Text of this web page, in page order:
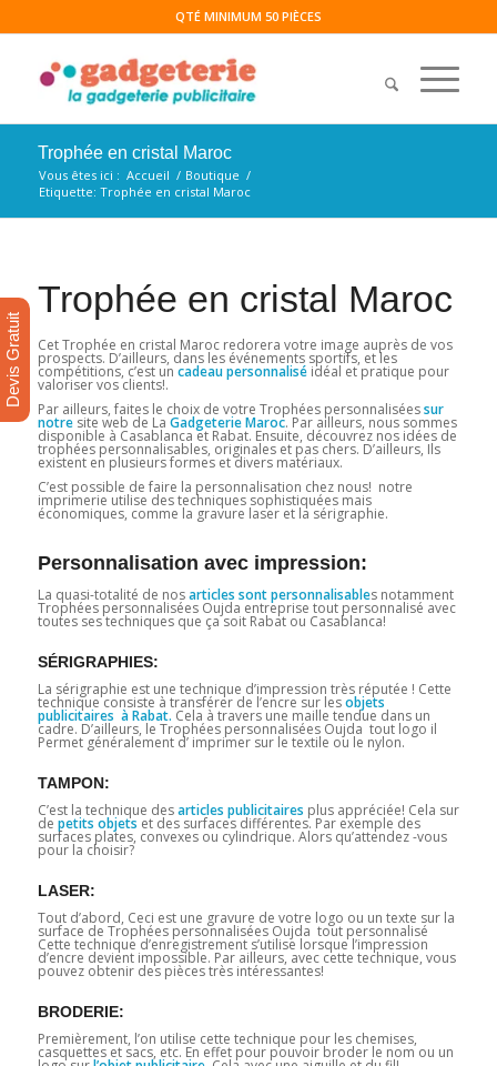
QTÉ MINIMUM 50 PIÈCES
Trophée en cristal Maroc
Vous êtes ici : Accueil / Boutique /
Etiquette: Trophée en cristal Maroc
Trophée en cristal Maroc
Cet Trophée en cristal Maroc redorera votre image auprès de vos
prospects. D’ailleurs, dans les événements sportifs, et les
compétitions, c’est un cadeau personnaliséidéal et pratique pour
valoriser vos clients!.
Par ailleurs, faites le choix de votre Trophées personnaliséessur
notresite web de La Gadgeterie Maroc. Par ailleurs, nous sommes
disponible à Casablanca et Rabat. Ensuite, découvrez nos idées de
trophées personnalisables, originales et pas chers. D’ailleurs, Ils
existent en plusieurs formes et divers matériaux.
C’est possible de faire la personnalisation chez nous! notre
imprimerie utilise des techniques sophistiquées mais
économiques, comme la gravure laser et la sérigraphie.
Personnalisation avec impression:
La quasi-totalité de nosarticles sont personnalisables notamment
Trophées personnalisées Oujda entreprise tout personnalisé avec
toutes ses techniques que ça soit Rabat ou Casablanca!
SÉRIGRAPHIES:
La sérigraphie est une technique d’impression très réputée ! Cette
technique consiste à transférer de l’encre sur lesobjets
publicitaires à Rabat. Cela à travers une maille tendue dans un
cadre. D’ailleurs, le Trophées personnalisées Oujda tout logo il
Permet généralement d’ imprimer sur le textile ou le nylon.
TAMPON:
C’est la technique desarticles publicitaires plus appréciée! Cela sur
de petits objets et des surfaces différentes. Par exemple des
surfaces plates, convexes ou cylindrique. Alors qu’attendez -vous
pour la choisir?
LASER:
Tout d’abord, Ceci est une gravure de votre logo ou un texte sur la
surface de Trophées personnalisées Oujda tout personnalisé
Cette technique d’enregistrement s’utilise lorsque l’impression
d’encre devient impossible. Par ailleurs, avec cette technique, vous
pouvez obtenir des pièces très intéressantes!
BRODERIE:
Premièrement, l’on utilise cette technique pour les chemises,
casquettes et sacs, etc. En effet pour pouvoir broder le nom ou un
Devis Gratuit